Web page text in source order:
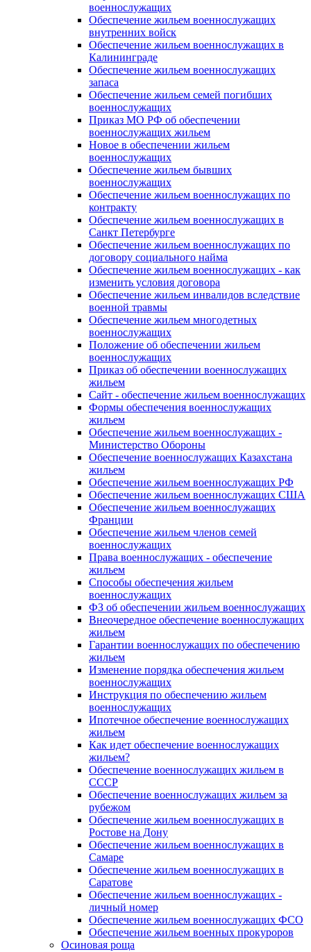
военнослужащих
Обеспечение жильем военнослужащих
внутренних войск
Обеспечение жильем военнослужащих в
Калининграде
Обеспечение жильем военнослужащих
запаса
Обеспечение жильем семей погибших
военнослужащих
Приказ МО РФ об обеспечении
военнослужащих жильем
Новое в обеспечении жильем
военнослужащих
Обеспечение жильем бывших
военнослужащих
Обеспечение жильем военнослужащих по
контракту
Обеспечение жильем военнослужащих в
Санкт Петербурге
Обеспечение жильем военнослужащих по
договору социального найма
Обеспечение жильем военнослужащих - как
изменить условия договора
Обеспечение жильем инвалидов вследствие
военной травмы
Обеспечение жильем многодетных
военнослужащих
Положение об обеспечении жильем
военнослужащих
Приказ об обеспечении военнослужащих
жильем
Сайт - обеспечение жильем военнослужащих
Формы обеспечения военнослужащих
жильем
Обеспечение жильем военнослужащих -
Министерство Обороны
Обеспечение военнослужащих Казахстана
жильем
Обеспечение жильем военнослужащих РФ
Обеспечение жильем военнослужащих США
Обеспечение жильем военнослужащих
Франции
Обеспечение жильем членов семей
военнослужащих
Права военнослужащих - обеспечение
жильем
Способы обеспечения жильем
военнослужащих
ФЗ об обеспечении жильем военнослужащих
Внеочередное обеспечение военнослужащих
жильем
Гарантии военнослужащих по обеспечению
жильем
Изменение порядка обеспечения жильем
военнослужащих
Инструкция по обеспечению жильем
военнослужащих
Ипотечное обеспечение военнослужащих
жильем
Как идет обеспечение военнослужащих
жильем?
Обеспечение военнослужащих жильем в
СССР
Обеспечение военнослужащих жильем за
рубежом
Обеспечение жильем военнослужащих в
Ростове на Дону
Обеспечение жильем военнослужащих в
Самаре
Обеспечение жильем военнослужащих в
Саратове
Обеспечение жильем военнослужащих -
личный номер
Обеспечение жильем военнослужащих ФСО
Обеспечение жильем военных прокуроров
Осиновая роща